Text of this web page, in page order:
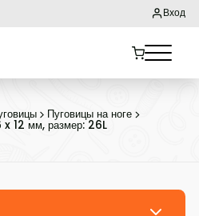
Вход
Пуговицы на ноге
x 12 мм, размер: 26L